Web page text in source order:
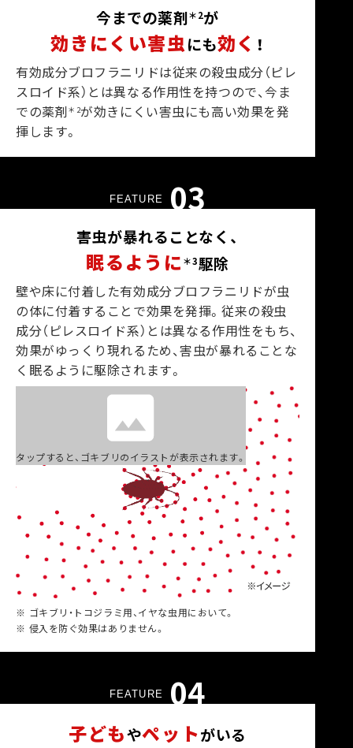
今までの薬剤＊2が
効きにくい害虫にも効く ！
有効成分ブロフラニリドは従来の殺虫成分（ピレ
スロイド系）とは異なる作用性を持つので、今ま
での薬剤＊2が効きにくい害虫にも高い効果を発
揮します。
FEATURE 03
害虫が暴れることなく、
眠るように ＊3駆除
壁や床に付着した有効成分ブロフラニリドが虫
の体に付着することで効果を発揮。従来の殺虫
成分（ピレスロイド系）とは異なる作用性をもち、
効果がゆっくり現れるため、害虫が暴れることな
く眠るように駆除されます。
タップすると、ゴキブリのイラストが表示されます。
※ ゴキブリ・トコジラミ用、イヤな虫用において。
※ 侵入を防ぐ効果はありません。
FEATURE 04
子どもやペットがいる